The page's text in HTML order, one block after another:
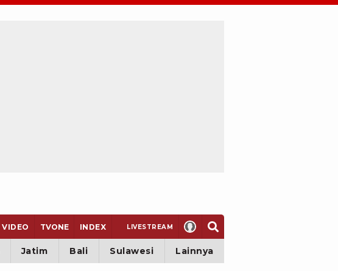
VIDEO TVONE INDEX LIVESTREAM
Jatim Bali Sulawesi Lainnya